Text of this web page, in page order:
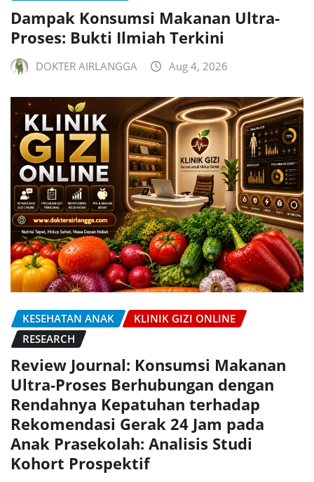
Dampak Konsumsi Makanan Ultra-
Proses: Bukti Ilmiah Terkini
DOKTER AIRLANGGA Aug 4, 2026
KESEHATAN ANAK
KLINIK GIZI ONLINE
RESEARCH
Review Journal: Konsumsi Makanan
Ultra-Proses Berhubungan dengan
Rendahnya Kepatuhan terhadap
Rekomendasi Gerak 24 Jam pada
Anak Prasekolah: Analisis Studi
Kohort Prospektif